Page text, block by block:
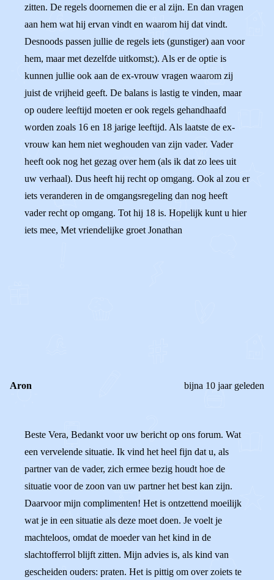
zitten. De regels doornemen die er al zijn. En dan vragen
aan hem wat hij ervan vindt en waarom hij dat vindt.
Desnoods passen jullie de regels iets (gunstiger) aan voor
hem, maar met dezelfde uitkomst;). Als er de optie is
kunnen jullie ook aan de ex-vrouw vragen waarom zij
juist de vrijheid geeft. De balans is lastig te vinden, maar
op oudere leeftijd moeten er ook regels gehandhaafd
worden zoals 16 en 18 jarige leeftijd. Als laatste de ex-
vrouw kan hem niet weghouden van zijn vader. Vader
heeft ook nog het gezag over hem (als ik dat zo lees uit
uw verhaal). Dus heeft hij recht op omgang. Ook al zou er
iets veranderen in de omgangsregeling dan nog heeft
vader recht op omgang. Tot hij 18 is. Hopelijk kunt u hier
iets mee, Met vriendelijke groet Jonathan
Aron bijna 10 jaar geleden
Beste Vera, Bedankt voor uw bericht op ons forum. Wat
een vervelende situatie. Ik vind het heel fijn dat u, als
partner van de vader, zich ermee bezig houdt hoe de
situatie voor de zoon van uw partner het best kan zijn.
Daarvoor mijn complimenten! Het is ontzettend moeilijk
wat je in een situatie als deze moet doen. Je voelt je
machteloos, omdat de moeder van het kind in de
slachtofferrol blijft zitten. Mijn advies is, als kind van
gescheiden ouders: praten. Het is pittig om over zoiets te